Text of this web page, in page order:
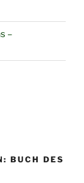
–
BUCH DES